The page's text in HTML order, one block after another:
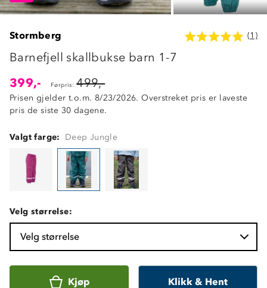
Stormberg (1)
Barnefjell skallbukse barn 1-7
399,-
Førpris: 499,-
Prisen gjelder t.o.m. 8/23/2026. Overstreket pris er laveste
pris de siste 30 dagene.
Valgt farge: Deep Jungle
Velg størrelse:
Velg størrelse
Kjøp Klikk & Hent